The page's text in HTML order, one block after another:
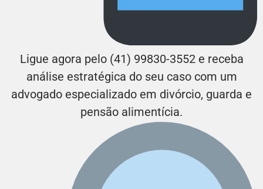
Ligue agora pelo (41) 99830-3552 e receba
análise estratégica do seu caso com um
advogado especializado em divórcio, guarda e
pensão alimentícia.